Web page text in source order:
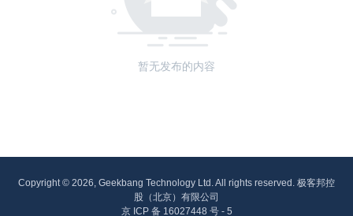
暂无发布的内容
Copyright © 2026, Geekbang Technology Ltd. All rights reserved. 极客邦控
股（北京）有限公司
京 ICP 备 16027448 号 - 5